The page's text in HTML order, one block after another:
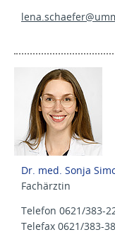
lena.schaefer@
Dr. med. Sonja
Fachärztin
Telefon 0621/383-
Telefax 0621/383-